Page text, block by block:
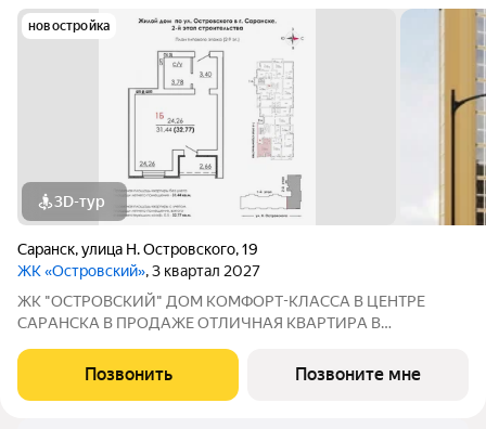
новостройка
3D-тур
Саранск,улица Н. Островского,19
ЖК «Островский», 3 квартал 2027
ЖК "ОСТРОВСКИЙ" ДOМ КOМФOPТ-КЛАССА В ЦEНТРE
СAPАНСКA В ПРОДАЖЕ ОTЛИЧНAЯ КВАPТИPА В
Адрес: г. Саранск, ул. Островского, 19 Сдача: 3 квартал 2027
Позвонить Позвоните мне